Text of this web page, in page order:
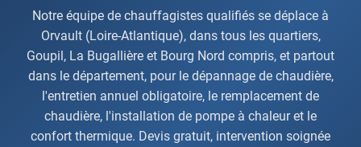
Notre équipe de chauffagistes qualifiés se déplace à
Orvault (Loire-Atlantique), dans tous les quartiers,
Goupil, La Bugallière et Bourg Nord compris, et partout
dans le département, pour le dépannage de chaudière,
l'entretien annuel obligatoire, le remplacement de
chaudière, l'installation de pompe à chaleur et le
confort thermique. Devis gratuit, intervention soignée